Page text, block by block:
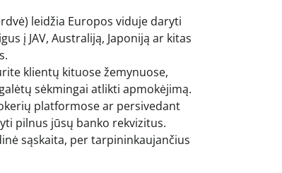
leidžia Europos viduje daryti
į JAV, Australiją, Japoniją ar kitas
klientų kituose žemynuose,
sėkmingai atlikti apmokėjimą.
platformose ar persivedant
pilnus jūsų banko rekvizitus.
sąskaita, per tarpininkaujančius